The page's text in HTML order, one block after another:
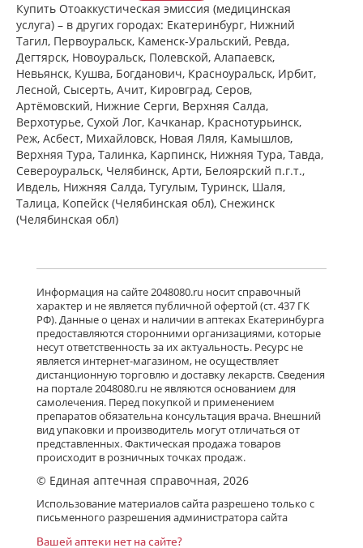
Купить Отоаккустическая эмиссия (медицинская
услуга) – в других городах: Екатеринбург, Нижний
Тагил, Первоуральск, Каменск-Уральский, Ревда,
Дегтярск, Новоуральск, Полевской, Алапаевск,
Невьянск, Кушва, Богданович, Красноуральск, Ирбит,
Лесной, Сысерть, Ачит, Кировград, Серов,
Артёмовский, Нижние Cерги, Верхняя Салда,
Верхотурье, Сухой Лог, Качканар, Краснотурьинск,
Реж, Асбест, Михайловск, Новая Ляля, Камышлов,
Верхняя Тура, Талинка, Карпинск, Нижняя Тура, Тавда,
Североуральск, Челябинск, Арти, Белоярский п.г.т.,
Ивдель, Нижняя Салда, Тугулым, Туринск, Шаля,
Талица, Копейск (Челябинская обл), Снежинск
(Челябинская обл)
Информация на сайте 2048080.ru носит справочный
характер и не является публичной офертой (ст. 437 ГК
РФ). Данные о ценах и наличии в аптеках Екатеринбурга
предоставляются сторонними организациями, которые
несут ответственность за их актуальность. Ресурс не
является интернет-магазином, не осуществляет
дистанционную торговлю и доставку лекарств. Сведения
на портале 2048080.ru не являются основанием для
самолечения. Перед покупкой и применением
препаратов обязательна консультация врача. Внешний
вид упаковки и производитель могут отличаться от
представленных. Фактическая продажа товаров
происходит в розничных точках продаж.
© Единая аптечная справочная, 2026
Использование материалов сайта разрешено только с
письменного разрешения администратора сайта
Вашей аптеки нет на сайте?